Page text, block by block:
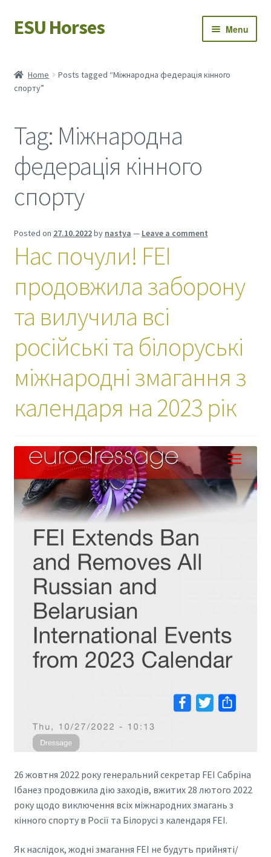
Skip
to
Skip
to
ESU Horses Menu
Latest news
My account
Home
Posts tagged “Міжнародна федерація кінного
спорту”
Tag: Міжнародна
федерація кінного
спорту
Posted on 27.10.2022by nastya — Leave a comment
Нас почули! FEI
продовжила заборону
та вилучила всі
російські та білоруські
міжнародні змагання з
календаря на 2023 рік
26 жовтня 2022 року генеральний секретар FEI Сабріна
Ібанез продовжила дію заходів, вжитих 28 лютого 2022
року щодо виключення всіх міжнародних змагань з
кінного спорту в Росії та Білорусі з календаря FEI.
Як наслідок, жодні змагання FEI не будуть прийняті/